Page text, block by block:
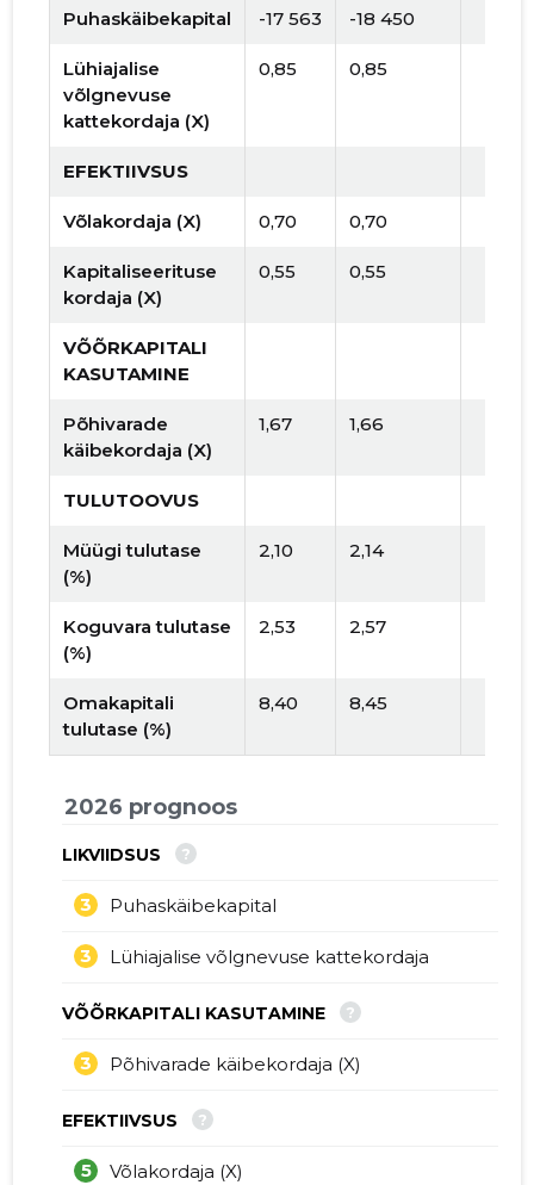
Puhaskäibekapital -17 563 -18 450
Lühiajalise
võlgnevuse
kattekordaja (X)
0,85 0,85
EFEKTIIVSUS
Võlakordaja (X) 0,70 0,70
Kapitaliseerituse
kordaja (X)
0,55 0,55
VÕÕRKAPITALI
KASUTAMINE
Põhivarade
käibekordaja (X)
1,67 1,66
TULUTOOVUS
Müügi tulutase
(%)
2,10 2,14
Koguvara tulutase
(%)
2,53 2,57
Omakapitali
tulutase (%)
8,40 8,45
2026 prognoos
LIKVIIDSUS ?
Puhaskäibekapital
3
Lühiajalise võlgnevuse kattekordaja
3
VÕÕRKAPITALI KASUTAMINE ?
Põhivarade käibekordaja (X)
3
EFEKTIIVSUS ?
Võlakordaja (X)
5